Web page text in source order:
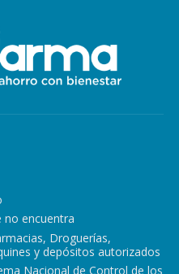
no encuentra
Droguerías,
y depósitos autorizados
Nacional de Control de los